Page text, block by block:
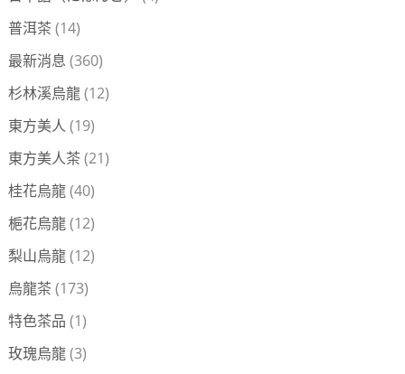
普洱茶 (14)
最新消息 (360)
杉林溪烏龍(12)
東方美人 (19)
東方美人茶 (21)
桂花烏龍(40)
梔花烏龍(12)
梨山烏龍(12)
烏龍茶 (173)
特色茶品 (1)
玫瑰烏龍(3)